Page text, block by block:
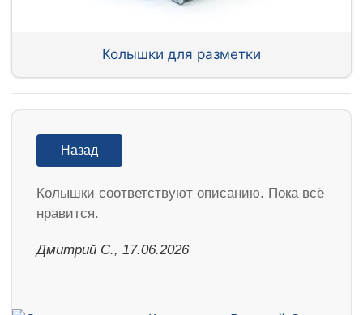
Колышки для разметки
Назад
Колышки соответствуют описанию. Пока всё
нравится.
Дмитрий С., 17.06.2026